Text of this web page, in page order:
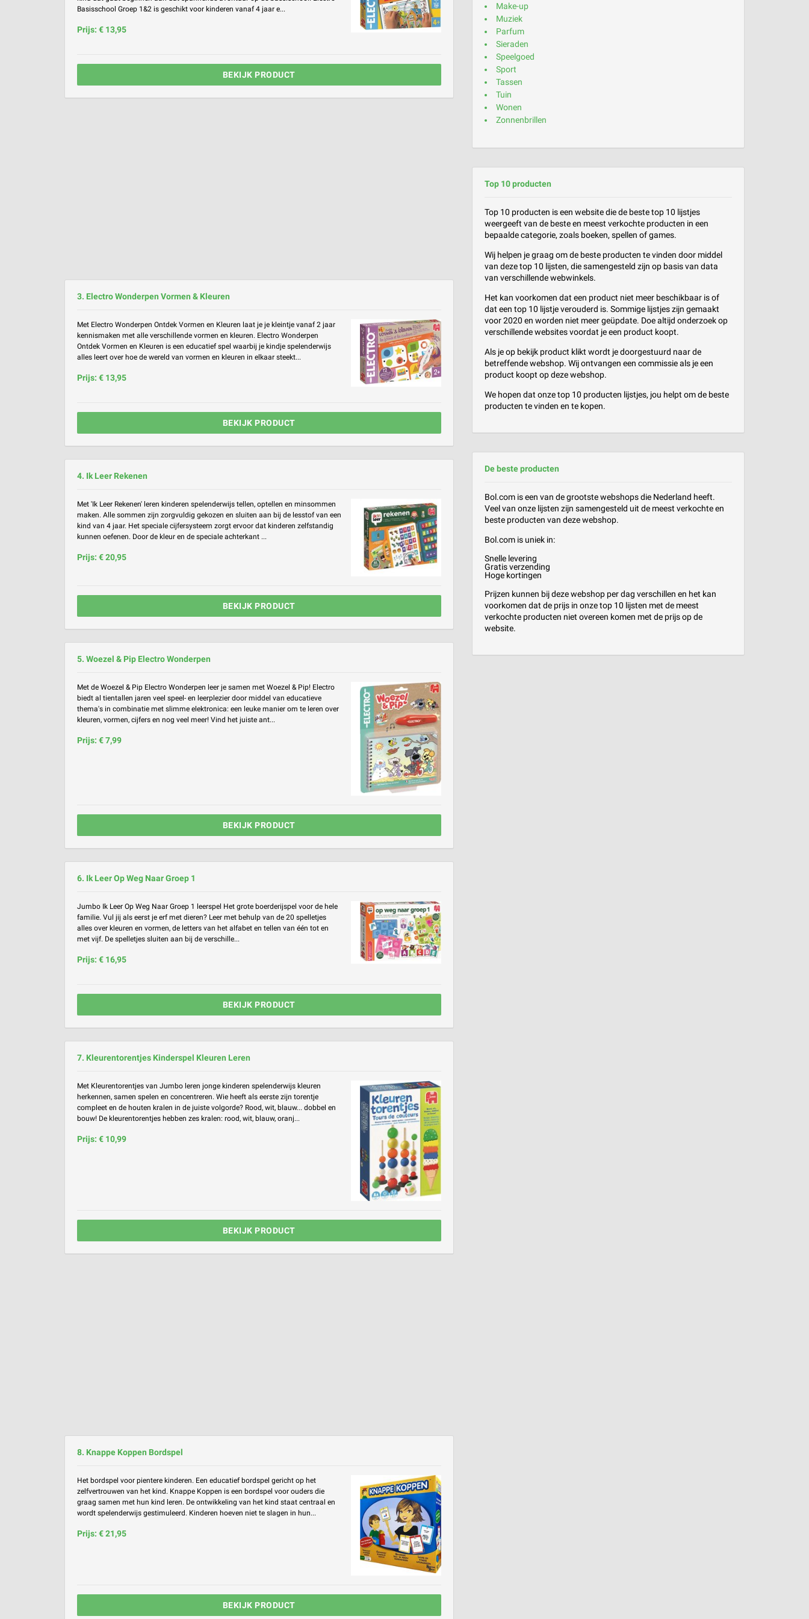
Basisschool Groep 1&2 is geschikt voor kinderen vanaf 4 jaar e...
Prijs: € 13,95
BEKIJK PRODUCT
3. Electro Wonderpen Vormen & Kleuren
Met Electro Wonderpen Ontdek Vormen en Kleuren laat je je kleintje vanaf 2 jaar
kennismaken met alle verschillende vormen en kleuren. Electro Wonderpen
Ontdek Vormen en Kleuren is een educatief spel waarbij je kindje spelenderwijs
alles leert over hoe de wereld van vormen en kleuren in elkaar steekt...
Prijs: € 13,95
BEKIJK PRODUCT
4. Ik Leer Rekenen
Met 'Ik Leer Rekenen' leren kinderen spelenderwijs tellen, optellen en minsommen
maken. Alle sommen zijn zorgvuldig gekozen en sluiten aan bij de lesstof van een
kind van 4 jaar. Het speciale cijfersysteem zorgt ervoor dat kinderen zelfstandig
kunnen oefenen. Door de kleur en de speciale achterkant ...
Prijs: € 20,95
BEKIJK PRODUCT
5. Woezel & Pip Electro Wonderpen
Met de Woezel & Pip Electro Wonderpen leer je samen met Woezel & Pip! Electro
biedt al tientallen jaren veel speel- en leerplezier door middel van educatieve
thema's in combinatie met slimme elektronica: een leuke manier om te leren over
kleuren, vormen, cijfers en nog veel meer! Vind het juiste ant...
Prijs: € 7,99
BEKIJK PRODUCT
6. Ik Leer Op Weg Naar Groep 1
Jumbo Ik Leer Op Weg Naar Groep 1 leerspel Het grote boerderijspel voor de hele
familie. Vul jij als eerst je erf met dieren? Leer met behulp van de 20 spelletjes
alles over kleuren en vormen, de letters van het alfabet en tellen van één tot en
met vijf. De spelletjes sluiten aan bij de verschille...
Prijs: € 16,95
BEKIJK PRODUCT
7. Kleurentorentjes Kinderspel Kleuren Leren
Met Kleurentorentjes van Jumbo leren jonge kinderen spelenderwijs kleuren
herkennen, samen spelen en concentreren. Wie heeft als eerste zijn torentje
compleet en de houten kralen in de juiste volgorde? Rood, wit, blauw... dobbel en
bouw! De kleurentorentjes hebben zes kralen: rood, wit, blauw, oranj...
Prijs: € 10,99
BEKIJK PRODUCT
8. Knappe Koppen Bordspel
Het bordspel voor pientere kinderen. Een educatief bordspel gericht op het
zelfvertrouwen van het kind. Knappe Koppen is een bordspel voor ouders die
graag samen met hun kind leren. De ontwikkeling van het kind staat centraal en
wordt spelenderwijs gestimuleerd. Kinderen hoeven niet te slagen in hun...
Prijs: € 21,95
BEKIJK PRODUCT
Make-up
Muziek
Parfum
Sieraden
Speelgoed
Sport
Tassen
Tuin
Wonen
Zonnenbrillen
Top 10 producten
Top 10 producten is een website die de beste top 10 lijstjes
weergeeft van de beste en meest verkochte producten in een
bepaalde categorie, zoals boeken, spellen of games.
Wij helpen je graag om de beste producten te vinden door middel
van deze top 10 lijsten, die samengesteld zijn op basis van data
van verschillende webwinkels.
Het kan voorkomen dat een product niet meer beschikbaar is of
dat een top 10 lijstje verouderd is. Sommige lijstjes zijn gemaakt
voor 2020 en worden niet meer geüpdate. Doe altijd onderzoek op
verschillende websites voordat je een product koopt.
Als je op bekijk product klikt wordt je doorgestuurd naar de
betreffende webshop. Wij ontvangen een commissie als je een
product koopt op deze webshop.
We hopen dat onze top 10 producten lijstjes, jou helpt om de beste
producten te vinden en te kopen.
De beste producten
Bol.com is een van de grootste webshops die Nederland heeft.
Veel van onze lijsten zijn samengesteld uit de meest verkochte en
beste producten van deze webshop.
Bol.com is uniek in:
Snelle levering
Gratis verzending
Hoge kortingen
Prijzen kunnen bij deze webshop per dag verschillen en het kan
voorkomen dat de prijs in onze top 10 lijsten met de meest
verkochte producten niet overeen komen met de prijs op de
website.